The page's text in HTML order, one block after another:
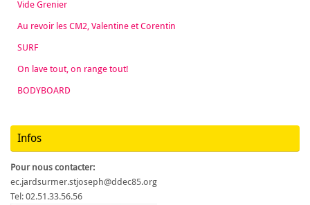
Vide Grenier
Au revoir les CM2, Valentine et Corentin
SURF
On lave tout, on range tout!
BODYBOARD
Infos
Pour nous contacter:
ec.jardsurmer.stjoseph@ddec85.org
Tel: 02.51.33.56.56